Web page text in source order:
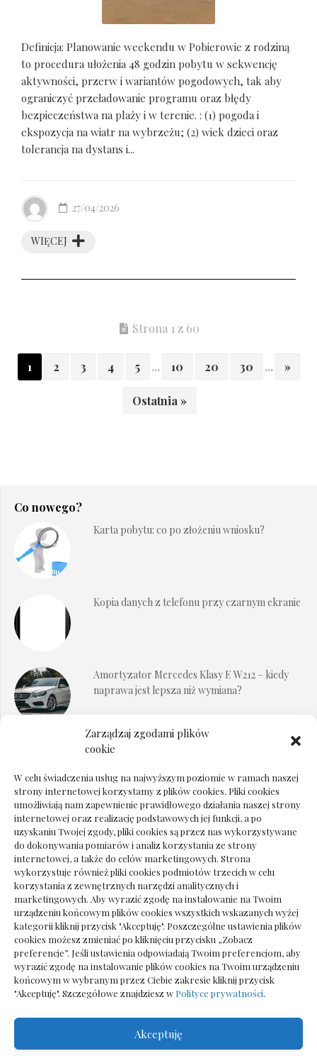
Zarządzaj zgodami plików
cookie
W celu świadczenia usług na najwyższym poziomie w ramach naszej
strony internetowej korzystamy z plików cookies. Pliki cookies
umożliwiają nam zapewnienie prawidłowego działania naszej strony
internetowej oraz realizację podstawowych jej funkcji, a po
uzyskaniu Twojej zgody, pliki cookies są przez nas wykorzystywane
do dokonywania pomiarów i analiz korzystania ze strony
internetowej, a także do celów marketingowych. Strona
wykorzystuje również pliki cookies podmiotów trzecich w celu
korzystania z zewnętrznych narzędzi analitycznych i
marketingowych. Aby wyrazić zgodę na instalowanie na Twoim
urządzeniu końcowym plików cookies wszystkich wskazanych wyżej
kategorii kliknij przycisk "Akceptuję". Poszczególne ustawienia plików
cookies możesz zmieniać po kliknięciu przycisku „Zobacz
preferencje”. Jeśli ustawienia odpowiadają Twoim preferencjom, aby
wyrazić zgodę na instalowanie plików cookies na Twoim urządzeniu
końcowym w wybranym przez Ciebie zakresie kliknij przycisk
"Akceptuję". Szczegółowe znajdziesz w Polityce prywatności.
Akceptuję
Definicja: Planowanie weekendu w Pobierowie z rodziną
to procedura ułożenia 48 godzin pobytu w sekwencję
aktywności, przerw i wariantów pogodowych, tak aby
ograniczyć przeładowanie programu oraz błędy
bezpieczeństwa na plaży i w terenie. : (1) pogoda i
ekspozycja na wiatr na wybrzeżu; (2) wiek dzieci oraz
tolerancja na dystans i...
WIĘCEJ
27/04/2026
Strona 1 z 60
1 2 3 4 5 ... 10 20 30 ... »
Ostatnia »
Co nowego?
Karta pobytu: co po złożeniu wniosku?
Kopia danych z telefonu przy czarnym ekranie
Amortyzator Mercedes Klasy E W212 – kiedy
naprawa jest lepsza niż wymiana?
Ile kosztuje psychoterapeuta prywatnie: cena
Dokumenty do odbioru przy zmianie biura
rachunkowego